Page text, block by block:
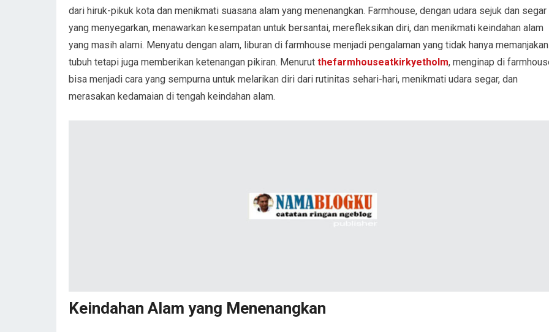
dari hiruk-pikuk kota dan menikmati suasana alam yang menenangkan. Farmhouse, dengan udara sejuk dan segar
yang menyegarkan, menawarkan kesempatan untuk bersantai, merefleksikan diri, dan menikmati keindahan alam
yang masih alami. Menyatu dengan alam, liburan di farmhouse menjadi pengalaman yang tidak hanya memanjakan
tubuh tetapi juga memberikan ketenangan pikiran. Menurut thefarmhouseatkirkyetholm, menginap di
bisa menjadi cara yang sempurna untuk melarikan diri dari rutinitas sehari-hari, menikmati udara segar, dan
merasakan kedamaian di tengah keindahan alam.
Keindahan Alam yang Menenangkan